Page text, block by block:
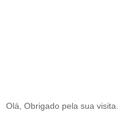
Olá, Obrigado pela sua visita...